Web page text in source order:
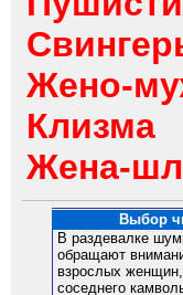
Жено-
Клизма
Жена-
Выбор
В раздевалке
обращают
взрослых
соседнего